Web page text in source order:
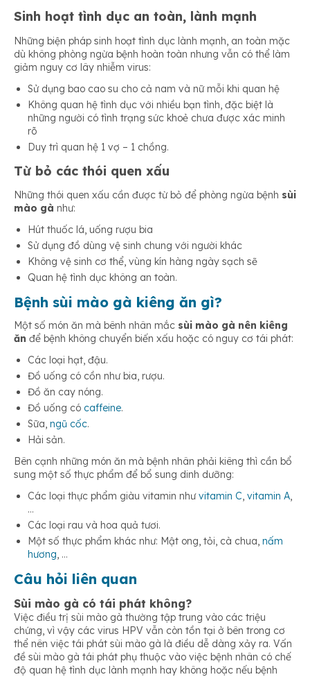
Sinh hoạt tình dục an toàn, lành mạnh
Những biện pháp sinh hoạt tình dục lành mạnh, an toàn mặc
dù không phòng ngừa bệnh hoàn toàn nhưng vẫn có thể làm
giảm nguy cơ lây nhiễm virus:
Sử dụng bao cao su cho cả nam và nữ mỗi khi quan hệ
Không quan hệ tình dục với nhiều bạn tình, đặc biệt là
những người có tình trạng sức khoẻ chưa được xác minh
rõ
Duy trì quan hệ 1 vợ – 1 chồng.
Từ bỏ các thói quen xấu
Những thói quen xấu cần được từ bỏ để phòng ngừa bệnh sùi
mào gà như:
Hút thuốc lá, uống rượu bia
Sử dụng đồ dùng vệ sinh chung với người khác
Không vệ sinh cơ thể, vùng kín hàng ngày sạch sẽ
Quan hệ tình dục không an toàn.
Bệnh sùi mào gà kiêng ăn gì?
Một số món ăn mà bênh nhân mắc sùi mào gà nên kiêng
ăn để bệnh không chuyển biến xấu hoặc có nguy cơ tái phát:
Các loại hạt, đậu.
Đồ uống có cồn như bia, rượu.
Đồ ăn cay nóng.
Đồ uống có caffeine.
Sữa, ngũ cốc.
Hải sản.
Bên cạnh những món ăn mà bệnh nhân phải kiêng thì cần bổ
sung một số thực phẩm để bổ sung dinh dưỡng:
Các loại thực phẩm giàu vitamin nhưvitamin C, vitamin A,
…
Các loại rau và hoa quả tươi.
Một số thực phẩm khác như: Mật ong, tỏi, cà chua, nấm
hương, …
Câu hỏi liên quan
Sùi mào gà có tái phát không?
Việc điều trị sùi mào gà thường tập trung vào các triệu
chứng, vì vậy các virus HPV vẫn còn tồn tại ở bên trong cơ
thể nên việc tái phát sùi mào gà là điều dễ dàng xảy ra. Vấn
đề sùi mào gà tái phát phụ thuộc vào việc bệnh nhân có chế
độ quan hệ tình dục lành mạnh hay không hoặc nếu bệnh